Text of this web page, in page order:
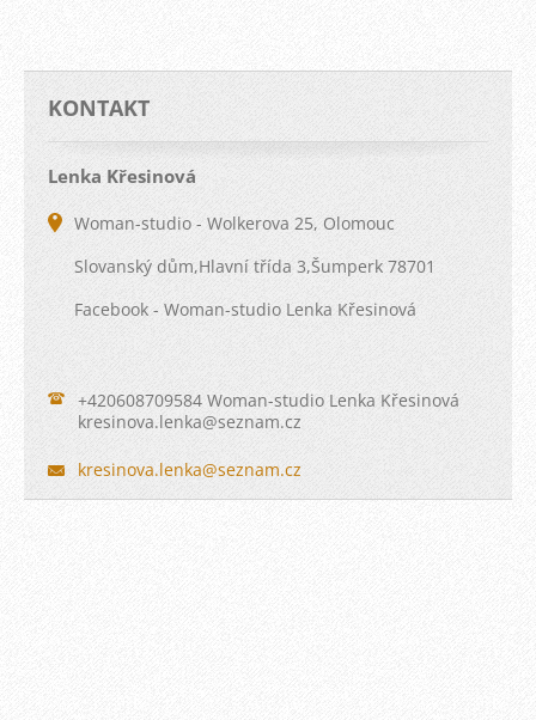
KONTAKT
Lenka Křesinová
Woman-studio - Wolkerova 25, Olomouc
Slovanský dům,Hlavní třída 3,Šumperk 78701
Facebook - Woman-studio Lenka Křesinová
+420608709584 Woman-studio Lenka Křesinová
kresinova.lenka@seznam.cz
kresinova.lenka@seznam.cz